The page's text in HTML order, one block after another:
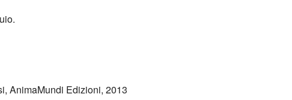
AnimaMundi Edizioni, 2013